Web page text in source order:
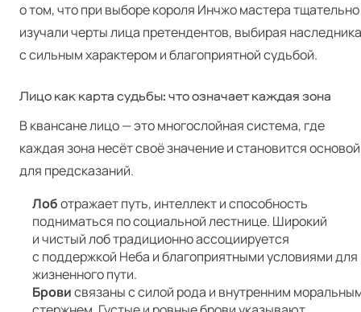
о том, что при выборе короля Инчжо мастера тщательно
изучали черты лица претендентов, выбирая наследника
с сильным характером и благоприятной судьбой.
Лицо как карта судьбы: что означает каждая зона
В квансане лицо — это многослойная система, где
каждая зона несёт своё значение и становится основой
для предсказаний.
Лоботражает путь, интеллект и способность
подниматься по социальной лестнице. Широкий
и чистый лоб традиционно ассоциируется
с поддержкой Неба и благоприятными условиями для
жизненного пути.
Бровисвязаны с силой рода и внутренним